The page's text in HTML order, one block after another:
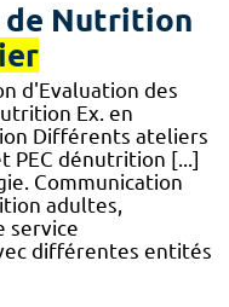
de Nutrition
d'Evaluation des
Ex. en
Différents ateliers
PEC dénutrition [...]
Communication
adultes,
service
différentes entités